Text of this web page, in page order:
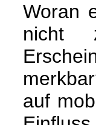
Woran
nicht
auf